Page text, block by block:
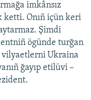
imkânsız
ketti. Onıñ içün keri
Şimdi
ögünde turğan
vilyaetlerni Ukraina
ğayıp etilüvi –